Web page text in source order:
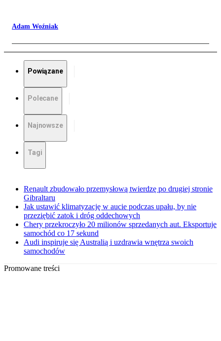
Adam Woźniak
Powiązane
Polecane
Najnowsze
Tagi
Renault zbudowało przemysłową twierdzę po drugiej stronie
Gibraltaru
Jak ustawić klimatyzację w aucie podczas upału, by nie
przeziębić zatok i dróg oddechowych
Chery przekroczyło 20 milionów sprzedanych aut. Eksportuje
samochód co 17 sekund
Audi inspiruje się Australią i uzdrawia wnętrza swoich
samochodów
Promowane treści